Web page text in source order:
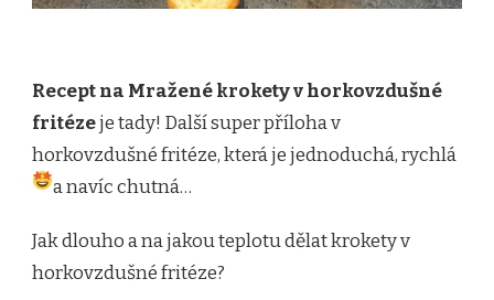
Recept na Mražené krokety v horkovzdušné
fritézeje tady! Další super příloha v
horkovzdušné fritéze, která je jednoduchá, rychlá
a navíc chutná…
Jak dlouho a na jakou teplotu dělat krokety v
horkovzdušné fritéze?